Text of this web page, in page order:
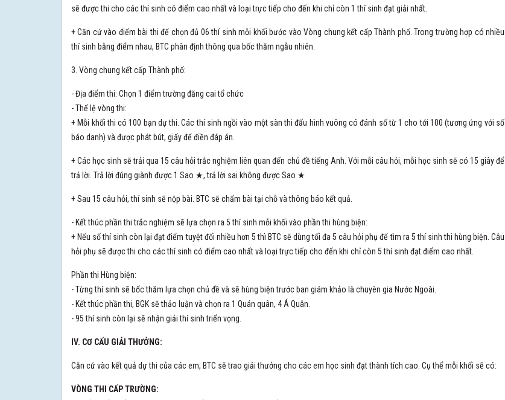
sẽ được thi cho các thí sinh có điểm cao nhất và loại trực tiếp cho đến khi chỉ còn 1 thí sinh đạt giải nhất.
+ Căn cứ vào điểm bài thi để chọn đủ 06 thí sinh mỗi khối bước vào Vòng chung kết cấp Thành phố. Trong trường hợp có nhiều
thí sinh bằng điểm nhau, BTC phân định thông qua bốc thăm ngẫu nhiên.
3. Vòng chung kết cấp Thành phố:
- Địa điểm thi: Chọn 1 điểm trường đăng cai tổ chức
- Thể lệ vòng thi:
+ Mỗi khối thi có 100 bạn dự thi. Các thí sinh ngồi vào một sàn thi đấu hình vuông có đánh số từ 1 cho tới 100 (tương ứng với số
báo danh) và được phát bút, giấy để điền đáp án.
+ Các học sinh sẽ trải qua 15 câu hỏi trắc nghiệm liên quan đến chủ đề tiếng Anh. Với mỗi câu hỏi, mỗi học sinh sẽ có 15 giây để
trả lời. Trả lời đúng giành được 1 Sao ★, trả lời sai không được Sao ★
+ Sau 15 câu hỏi, thí sinh sẽ nộp bài. BTC sẽ chấm bài tại chỗ và thông báo kết quả.
- Kết thúc phần thi trắc nghiệm sẽ lựa chọn ra 5 thí sinh mỗi khối vào phần thi hùng biện:
+ Nếu số thí sinh còn lại đạt điểm tuyệt đối nhiều hơn 5 thì BTC sẽ dùng tối đa 5 câu hỏi phụ để tìm ra 5 thí sinh thi hùng biện. Câu
hỏi phụ sẽ được thi cho các thí sinh có điểm cao nhất và loại trực tiếp cho đến khi chỉ còn 5 thí sinh đạt điểm cao nhất.
Phần thi Hùng biện:
- Từng thí sinh sẽ bốc thăm lựa chọn chủ đề và sẽ hùng biện trước ban giám khảo là chuyên gia Nước Ngoài.
- Kết thúc phần thi, BGK sẽ thảo luận và chọn ra 1 Quán quân, 4 Á Quân.
- 95 thí sinh còn lại sẽ nhận giải thí sinh triển vọng.
IV. CƠ CẤU GIẢI THƯỞNG:
Căn cứ vào kết quả dự thi của các em, BTC sẽ trao giải thưởng cho các em học sinh đạt thành tích cao. Cụ thể mỗi khối sẽ có:
VÒNG THI CẤP TRƯỜNG: